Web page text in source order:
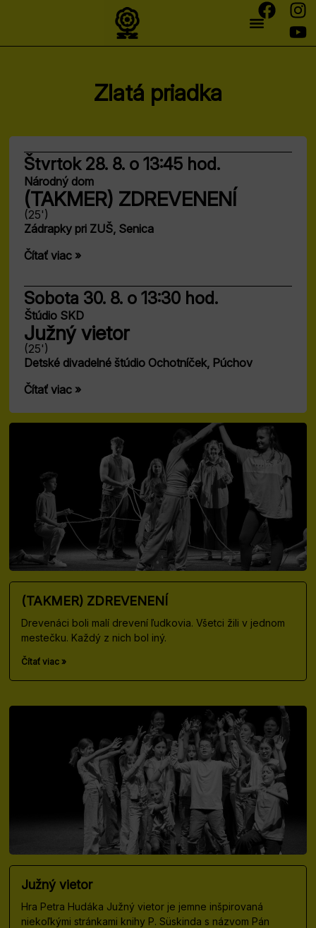
Zlatá priadka
Štvrtok 28. 8. o 13:45 hod.
Národný dom
(TAKMER) ZDREVENENÍ
(25')
Zádrapky pri ZUŠ, Senica
Čítať viac »
Sobota 30. 8. o 13:30 hod.
Štúdio SKD
Južný vietor
(25')
Detské divadelné štúdio Ochotníček, Púchov
Čítať viac »
(TAKMER) ZDREVENENÍ
Drevenáci boli malí drevení ľudkovia. Všetci žili v jednom
mestečku. Každý z nich bol iný.
Čítať viac »
Južný vietor
Hra Petra Hudáka Južný vietor je jemne inšpirovaná
niekoľkými stránkami knihy P. Süskinda s názvom Pán